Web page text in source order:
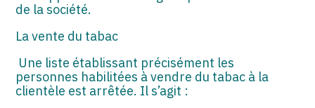
de la société.
La vente du tabac
Une liste établissant précisément les
personnes habilitées à vendre du tabac à la
clientèle est arrêtée. Il s’agit :